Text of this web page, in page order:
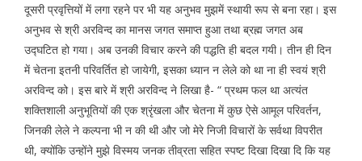
दूसरी प्रवृत्तियों में लगा रहने पर भी यह अनुभव मुझमें स्थायी रूप से बना रहा। इस
अनुभव से श्री अरविन्द का मानस जगत समाप्त हुआ तथा ब्रह्म जगत अब
उद्घटित हो गया। अब उनकी विचार करने की पद्धति ही बदल गयी। तीन ही दिन
में चेतना इतनी परिवर्तित हो जायेगी, इसका ध्यान न लेले को था ना ही स्वयं श्री
अरविन्द को। इस बारे में श्री अरविन्द ने लिखा है- “ प्रथम फल था अत्यंत
शक्तिशाली अनुभूतियों की एक श्रृंखला और चेतना में कुछ ऐसे आमूल परिवर्तन,
जिनकी लेले ने कल्पना भी न की थी और जो मेरे निजी विचारों के सर्वथा विपरीत
थी, क्योंकि उन्होंने मुझे विस्मय जनक तीव्रता सहित स्पष्ट दिखा दिखा दि कि यह